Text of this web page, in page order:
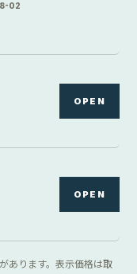
02
OPEN
OPEN
あります。表示価格は取